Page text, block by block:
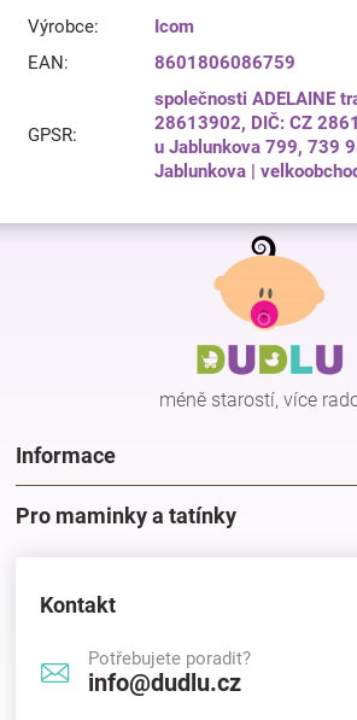
Výrobce:
Icom
EAN: 8601806086759
GPSR:
společnosti ADELAINE
28613902, DIČ: CZ
u Jablunkova 799, 739
Jablunkova |
Z
méně starostí, více
Informace
Pro maminky a tatínky
Kontakt
Potřebujete poradit?
info@dudlu.cz